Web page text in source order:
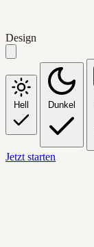
Design
Hell Dunkel
Jetzt starten